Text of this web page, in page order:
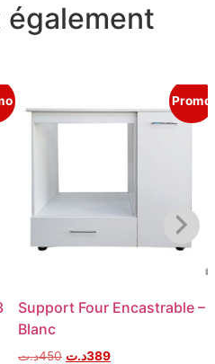
également
Promo
Support Four Encastrable –
Blanc
450د.ت 389د.ت